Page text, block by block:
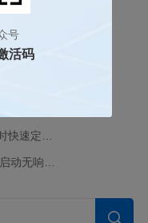
号
活码